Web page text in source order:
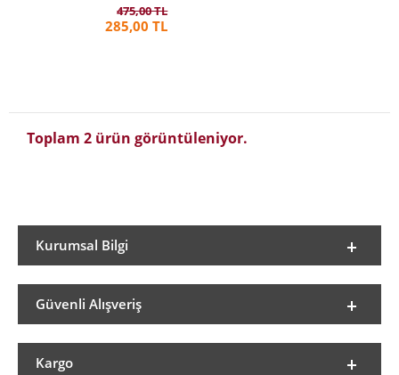
475,00 TL
285,00 TL
Toplam 2 ürün görüntüleniyor.
Kurumsal Bilgi
Güvenli Alışveriş
Kargo